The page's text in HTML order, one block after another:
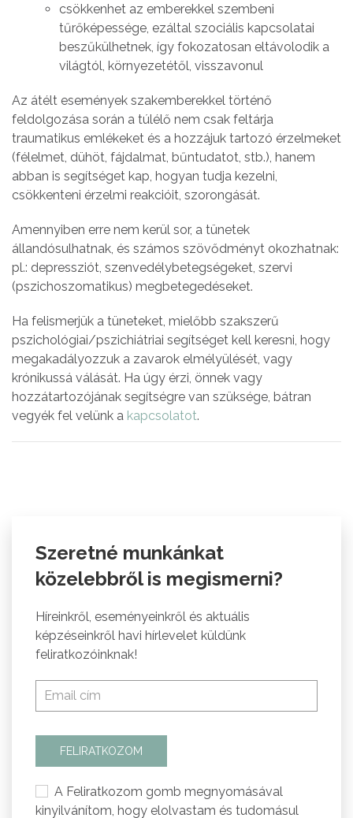
csökkenhet az emberekkel szembeni
tűrőképessége, ezáltal szociális kapcsolatai
beszűkülhetnek, így fokozatosan eltávolodik a
világtól, környezetétől, visszavonul
Az átélt események szakemberekkel történő
feldolgozása során a túlélő nem csak feltárja
traumatikus emlékeket és a hozzájuk tartozó érzelmeket
(félelmet, dühöt, fájdalmat, bűntudatot, stb.), hanem
abban is segítséget kap, hogyan tudja kezelni,
csökkenteni érzelmi reakcióit, szorongását.
Amennyiben erre nem kerül sor, a tünetek
állandósulhatnak, és számos szövődményt okozhatnak:
pl.: depressziót, szenvedélybetegségeket, szervi
(pszichoszomatikus) megbetegedéseket.
Ha felismerjük a tüneteket, mielőbb szakszerű
pszichológiai/pszichiátriai segítséget kell keresni, hogy
megakadályozzuk a zavarok elmélyülését, vagy
krónikussá válását. Ha úgy érzi, önnek vagy
hozzátartozójának segítségre van szüksége, bátran
vegyék fel velünk a kapcsolatot.
Szeretné munkánkat
közelebbről is megismerni?
Híreinkről, eseményeinkről és aktuális
képzéseinkről havi hírlevelet küldünk
feliratkozóinknak!
FELIRATKOZOM
A Feliratkozom gomb megnyomásával
kinyilvánítom, hogy elolvastam és tudomásul